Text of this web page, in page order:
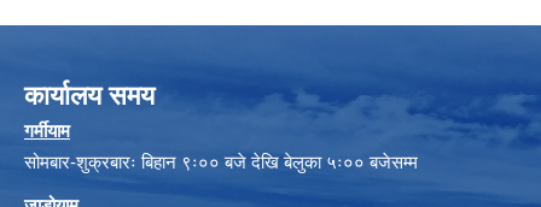
कार्यालय समय
गर्मीयाम
सोमबार-शुक्रबारः बिहान ९ः०० बजे देखि बेलुका ५ः०० बजेसम्म